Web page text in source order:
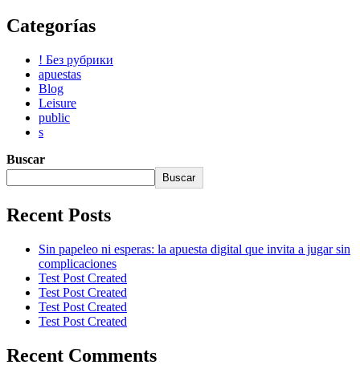
Categorías
! Без рубрики
apuestas
Blog
Leisure
public
s
Buscar
Buscar
Recent Posts
Sin papeleo ni esperas: la apuesta digital que invita a jugar sin
complicaciones
Test Post Created
Test Post Created
Test Post Created
Test Post Created
Recent Comments